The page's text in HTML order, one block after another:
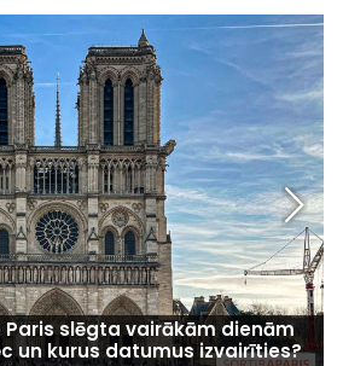
slēgta vairākām dienām
un kurus datumus izvairīties?